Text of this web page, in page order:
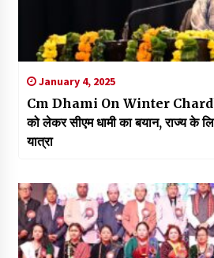
January 4, 2025
Cm Dhami On Winter
को लेकर सीएम धामी का बयान, राज्य के
यात्रा